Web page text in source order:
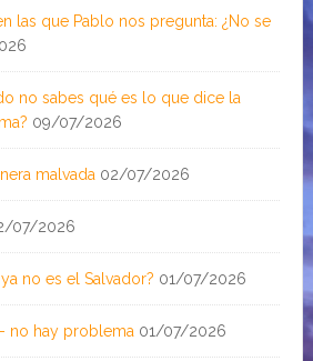
las que Pablo nos pregunta: ¿No se
no sabes qué es lo que dice la
09/07/2026
malvada 02/07/2026
07/2026
no es el Salvador? 01/07/2026
no hay problema 01/07/2026